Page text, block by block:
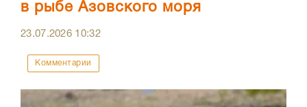
в рыбе Азовского моря
23.07.2026 10:32
Комментарии